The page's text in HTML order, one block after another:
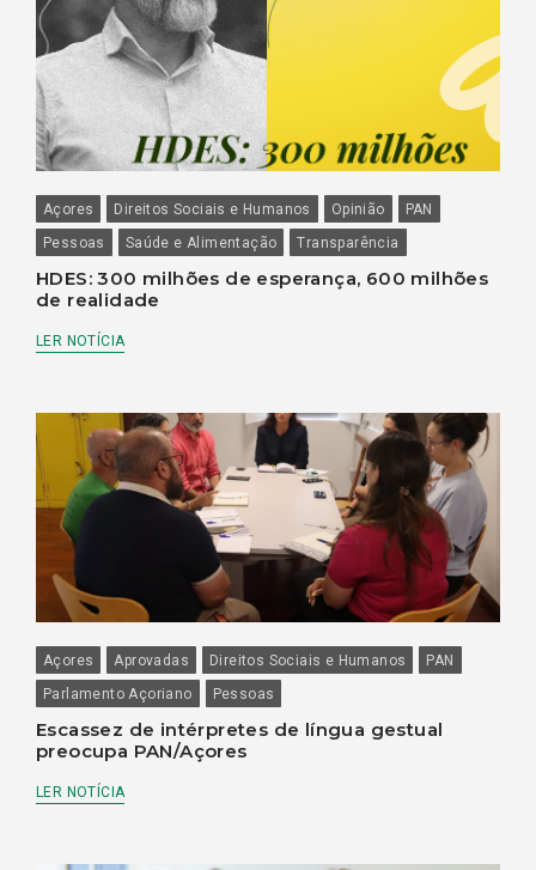
Açores Direitos Sociais e Humanos Opinião
PAN
Pessoas
Saúde e Alimentação Transparência
HDES: 300 milhões de esperança, 600 milhões
de realidade
LER NOTÍCIA
Açores Aprovadas Direitos Sociais e Humanos
PAN
Parlamento Açoriano
Pessoas
Escassez de intérpretes de língua gestual
preocupa PAN/Açores
LER NOTÍCIA